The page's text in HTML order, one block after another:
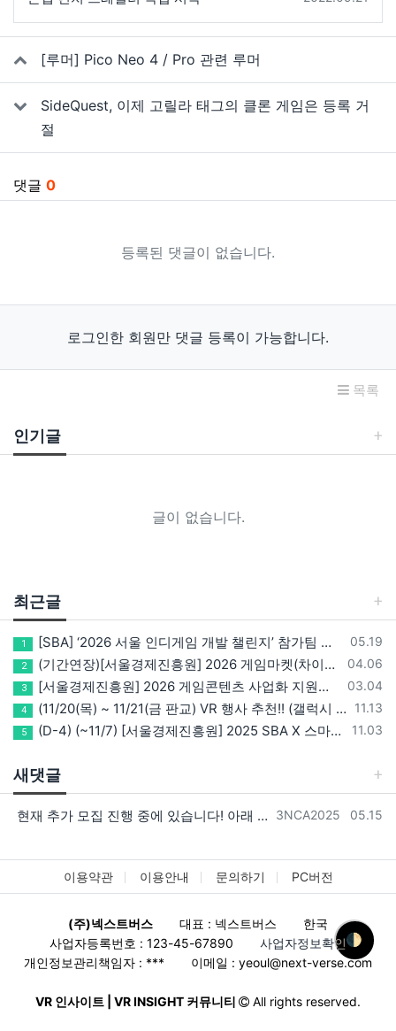
🌓
관련자료
[루머] Pico Neo 4 / Pro 관련 루머
SideQuest, 이제 고릴라 태그의 클론 게임은 등록 거
절
댓글 0
등록된 댓글이 없습니다.
로그인한 회원만 댓글 등록이 가능합니다.
목록
인기글
글이 없습니다.
최근글
등록일
05.19
1 [SBA] ‘2026 서울 인디게임 개발 챌린지’ 참가팀 모집
등록일
04.06
2 (기간연장)[서울경제진흥원] 2026 게임마켓(차이나조이, BIC, 지스타) 서울관 참가기업 모집!(~5/8 15:00)
등록일
03.04
3 [서울경제진흥원] 2026 게임콘텐츠 사업화 지원사업 참가기업 모집(~3/26까지)
등록일
11.13
4 (11/20(목) ~ 11/21(금 판교) VR 행사 추천!! (갤럭시 XR/ 애플 비전프로 등 기기 체험, 메타퀘스트 경품)
등록일
11.03
5 (D-4) (~11/7) [서울경제진흥원] 2025 SBA X 스마일게이트, ‘게임랩 with STOVE INDIE’ 참가기업 모집
새댓글
등록자
3NCA2025 등록일
05.15
현재 추가 모집 진행 중에 있습니다! 아래 링크로 확인 부탁드리겠습니다~! https://next-verse.com/community/1…
이용약관 이용안내 문의하기 PC버전
(주)넥스트버스 대표 : 넥스트버스
한국
사업자등록번호 : 123-45-67890
사업자정보확인
개인정보관리책임자 : ***
이메일 : yeoul@next-verse.com
VR 인사이트 | VR INSIGHT 커뮤니티 All rights reserved.